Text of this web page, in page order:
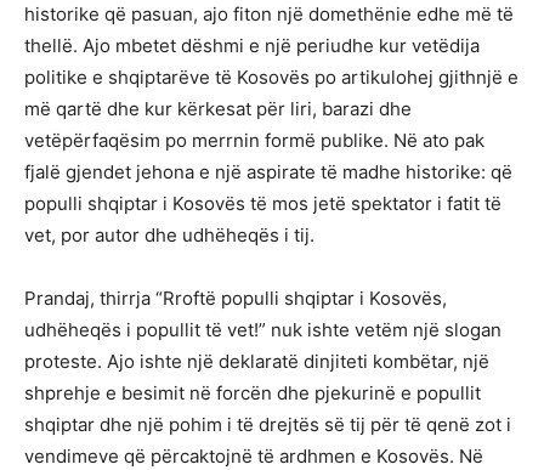
historike që pasuan, ajo fiton një domethënie edhe më të
thellë. Ajo mbetet dëshmi e një periudhe kur vetëdija
politike e shqiptarëve të Kosovës po artikulohej gjithnjë e
më qartë dhe kur kërkesat për liri, barazi dhe
vetëpërfaqësim po merrnin formë publike. Në ato pak
fjalë gjendet jehona e një aspirate të madhe historike: që
populli shqiptar i Kosovës të mos jetë spektator i fatit të
vet, por autor dhe udhëheqës i tij.
Prandaj, thirrja “Rroftë populli shqiptar i Kosovës,
udhëheqës i popullit të vet!” nuk ishte vetëm një slogan
proteste. Ajo ishte një deklaratë dinjiteti kombëtar, një
shprehje e besimit në forcën dhe pjekurinë e popullit
shqiptar dhe një pohim i të drejtës së tij për të qenë zot i
vendimeve që përcaktojnë të ardhmen e Kosovës. Në